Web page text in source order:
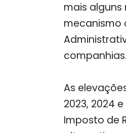
mais
mecanismo
companhias.
As
2023, 2024
Imposto de